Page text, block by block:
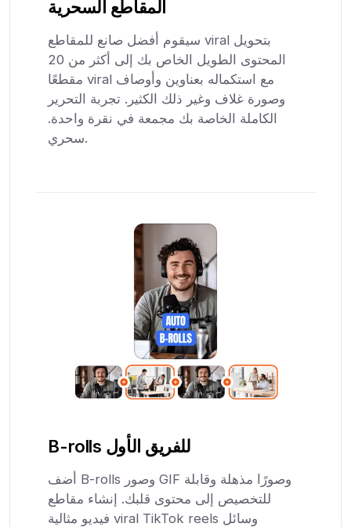
المقاطع السحرية
سيقوم أفضل صانع للمقاطع viral بتحويل
المحتوى الطويل الخاص بك إلى أكثر من 20
مقطعًا viral مع استكماله بعناوين وأوصاف
وصورة غلاف وغير ذلك الكثير. تجربة التحرير
الكاملة الخاصة بك مجمعة في نقرة واحدة.
سحري.
B-rolls للفريق الأول
أضف B-rolls وصور GIF وصورًا مذهلة وقابلة
للتخصيص إلى محتوى قلبك. إنشاء مقاطع
فيديو مثالية viral TikTok reels وسائل